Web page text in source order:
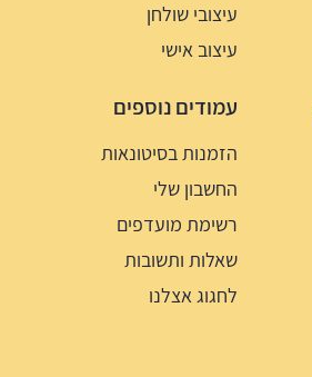
עיצובי שולחן
עיצוב אישי
עמודים נוספים
הזמנות בסיטונאות
החשבון שלי
רשימת מועדפים
שאלות ותשובות
לחגוג אצלנו